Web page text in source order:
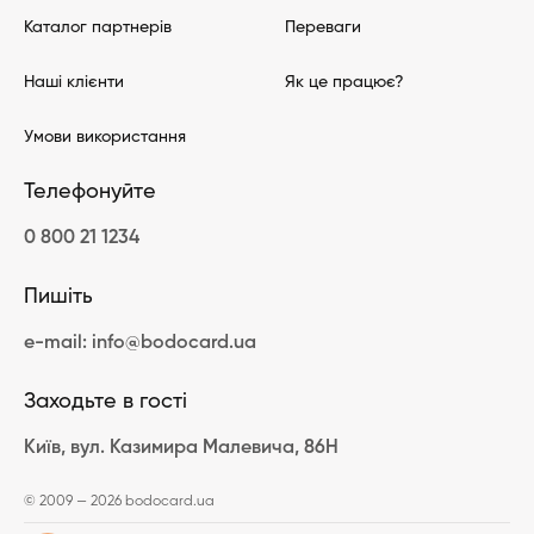
поціновувача не просто смачної, а й корисної їжі.
Каталог партнерів Переваги
Наші клієнти Як це працює?
Умови використання
Телефонуйте
0 800 21 1234
Пишіть
e-mail: info@bodocard.ua
Заходьте в гості
Київ, вул. Казимира Малевича, 86Н
© 2009 — 2026 bodocard.ua